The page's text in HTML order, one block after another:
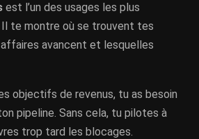
est l’un des usages les plus
Il te montre où se trouvent tes
avancent et lesquelles
objectifs de revenus, tu as besoin
pipeline. Sans cela, tu pilotes à
trop tard les blocages.